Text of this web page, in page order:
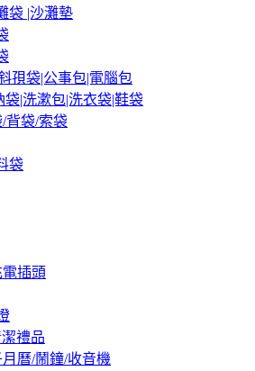
袋 |沙灘墊
孭袋|公事包|電腦包
袋|洗漱包|洗衣袋|鞋袋
背袋/索袋
袋
插頭
禮品
曆/鬧鐘/收音機